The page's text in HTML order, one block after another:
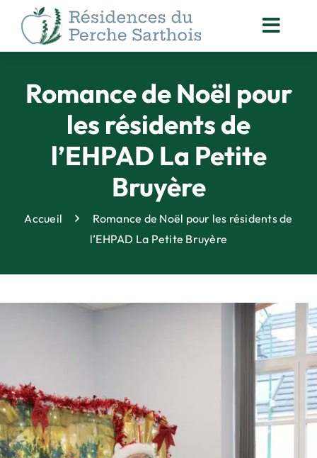
Passer
contenu
DES RÉSIDENTS
NOS
ACTUALITÉS
ORGANISATION
DES SOINS
ANIMATION
& VIE SOCIALE
DROITS DES PERSONNES
Romance de Noël pour
les résidents de
l’EHPAD La Petite
Bruyère
Accueil
Romance de Noël pour les résidents de
l’EHPAD La Petite Bruyère